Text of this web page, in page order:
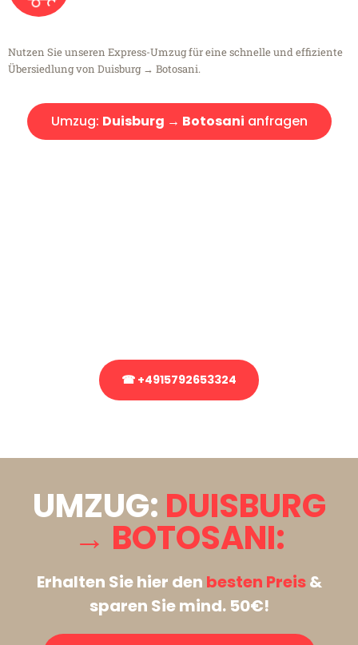
Nutzen Sie unseren Express-Umzug für eine schnelle und effiziente
Übersiedlung von Duisburg → Botosani.
Umzug: Duisburg → Botosani anfragen
☎ +4915792653324
UMZUG: DUISBURG
→ BOTOSANI:
Erhalten Sie hier den besten Preis&
sparen Sie mind. 50€!